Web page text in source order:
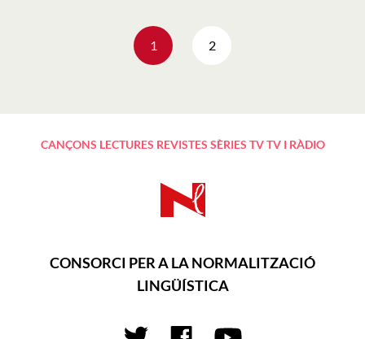
1 2
CANÇONS LECTURES REVISTES SÈRIES TV TV I RÀDIO
CONSORCI PER A LA NORMALITZACIÓ
LINGÜÍSTICA